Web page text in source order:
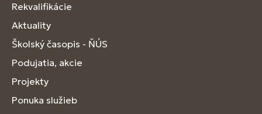
Rekvalifikácie
Aktuality
Školský časopis - ŇÚS
Podujatia, akcie
Projekty
Ponuka služieb